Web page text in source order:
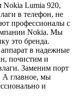
Nokia Lumia 920,
в телефон, не
профессионалы с
Nokia. Мы
это бренда.
в надежные
почистим и
Заменим порт
А главное, мы
и